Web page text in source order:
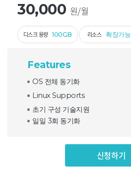
30,000 원/월
디스크 용량 100GB 리소스 확장가능
Features
OS 전체 동기화
Linux Supports
초기 구성 기술지원
일일 3회 동기화
신청하기